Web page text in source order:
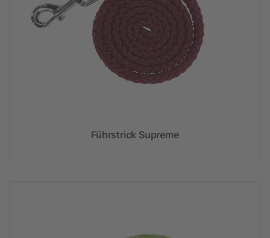
Führstrick Supreme